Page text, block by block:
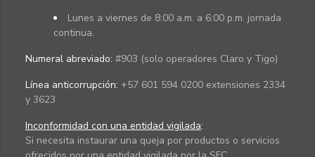
Lunes a viernes de 8:00 a.m. a 6:00 p.m. jornada
continua.
Numeral abreviado: #903 (solo operadores Claro y Tigo)
Línea anticorrupción: +57 601 594 0200 extensiones 2334
y 3623
Inconformidad con una entidad vigilada:
Si necesita instaurar una queja por productos o servicios